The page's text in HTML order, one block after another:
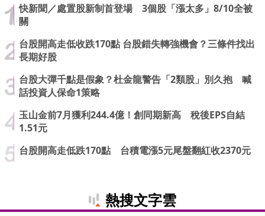
快新聞／處置股新制首登場 3個股「漲太多」8/10全被
關
台股開高走低收跌170點 台股錯失轉強機會？三條件找出
長期好股
台股大彈千點是假象？杜金龍警告「2類股」別久抱 喊
話投資人保命1策略
玉山金前7月獲利244.4億！創同期新高 稅後EPS自結
1.51元
台股開高走低跌170點 台積電漲5元尾盤翻紅收2370元
熱搜文字雲